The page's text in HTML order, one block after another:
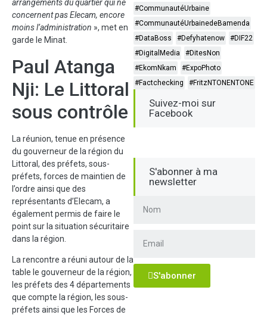
arrangements du quartier qui ne
concernent pas Elecam, encore
moins l’administration », met en
garde le Minat.
Paul Atanga
Nji: Le Littoral
sous contrôle
La réunion, tenue en présence
du gouverneur de la région du
Littoral, des préfets, sous-
préfets, forces de maintien de
l’ordre ainsi que des
représentants d’Elecam, a
également permis de faire le
point sur la situation sécuritaire
dans la région.
La rencontre a réuni autour de la
table le gouverneur de la région,
les préfets des 4 départements
que compte la région, les sous-
préfets ainsi que les Forces de
#CommunautéUrbaine
#CommunautéUrbainedeBamenda
#DataBoss
#Defyhatenow
#DIF22
#DigitalMedia
#DitesNon
#EkomNkam
#ExpoPhoto
#Factchecking
#FritzNTONENTONE
Suivez-moi sur
Facebook
S'abonner à ma
newsletter
S'abonner